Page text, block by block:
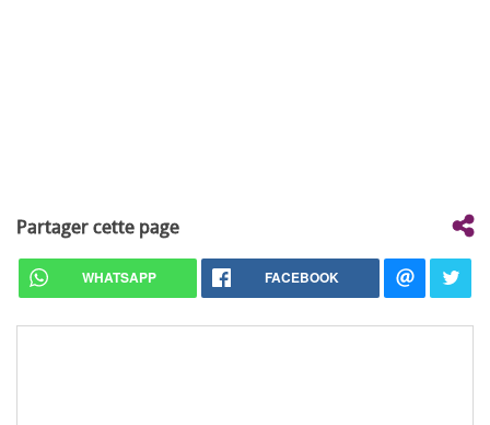
Partager cette page
WHATSAPP FACEBOOK